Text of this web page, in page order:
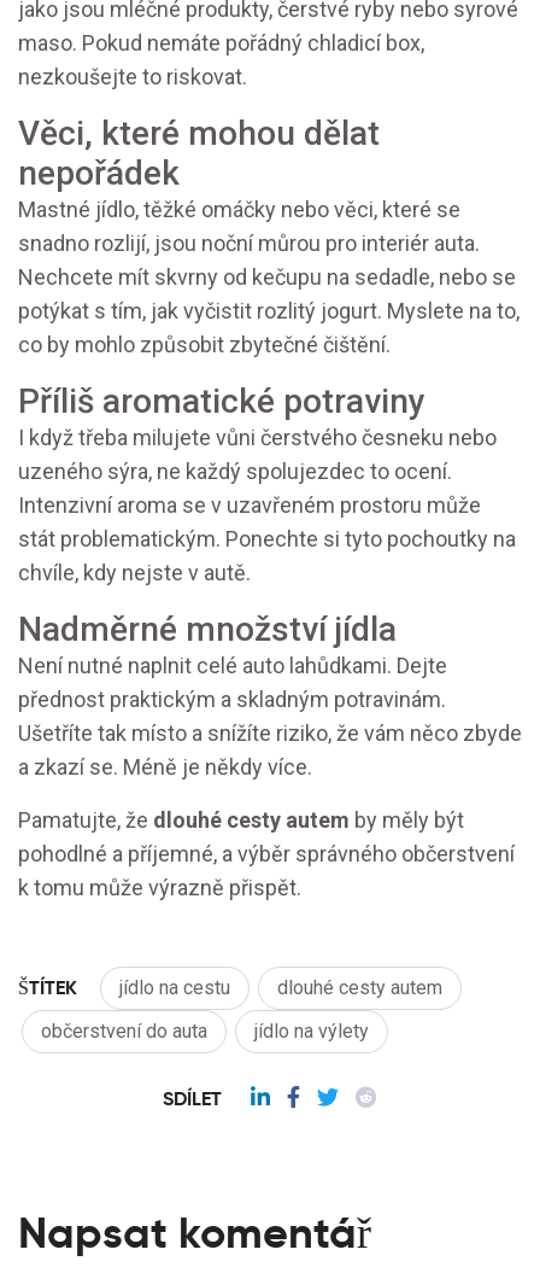
jako jsou mléčné produkty, čerstvé ryby nebo syrové
maso. Pokud nemáte pořádný chladicí box,
nezkoušejte to riskovat.
Věci, které mohou dělat
nepořádek
Mastné jídlo, těžké omáčky nebo věci, které se
snadno rozlijí, jsou noční můrou pro interiér auta.
Nechcete mít skvrny od kečupu na sedadle, nebo se
potýkat s tím, jak vyčistit rozlitý jogurt. Myslete na to,
co by mohlo způsobit zbytečné čištění.
Příliš aromatické potraviny
I když třeba milujete vůni čerstvého česneku nebo
uzeného sýra, ne každý spolujezdec to ocení.
Intenzivní aroma se v uzavřeném prostoru může
stát problematickým. Ponechte si tyto pochoutky na
chvíle, kdy nejste v autě.
Nadměrné množství jídla
Není nutné naplnit celé auto lahůdkami. Dejte
přednost praktickým a skladným potravinám.
Ušetříte tak místo a snížíte riziko, že vám něco zbyde
a zkazí se. Méně je někdy více.
Pamatujte, že dlouhé cesty autem by měly být
pohodlné a příjemné, a výběr správného občerstvení
k tomu může výrazně přispět.
ŠTÍTEK jídlo na cestu
dlouhé cesty autem
občerstvení do auta
jídlo na výlety
SDÍLET
Napsat komentář